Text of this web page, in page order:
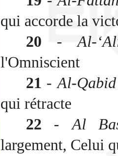
qui accorde la
20 - Al-
l'Omniscient
21 - Al-Qabid
qui rétracte
22 - Al
largement, Celui